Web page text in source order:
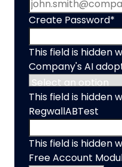
Create Password*
This field is hidden
Company's AI
This field is hidden
RegwallABTest
This field is hidden
Free Account